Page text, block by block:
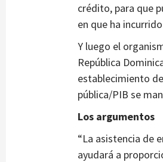
crédito, para que
en que ha
Y luego el
República
establecimiento
pública/PIB se
Los argumentos
“La asistencia de
ayudará a